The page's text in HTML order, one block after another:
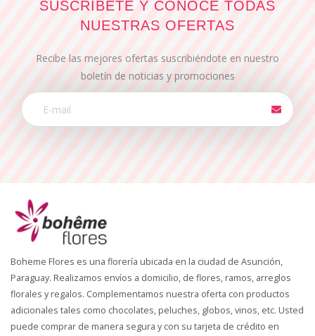
SUSCRÍBETE Y CONOCE TODAS
NUESTRAS OFERTAS
Recibe las mejores ofertas suscribiéndote en nuestro
boletín de noticias y promociones
Boheme Flores es una florería ubicada en la ciudad de Asunción,
Paraguay. Realizamos envíos a domicilio, de flores, ramos, arreglos
florales y regalos. Complementamos nuestra oferta con productos
adicionales tales como chocolates, peluches, globos, vinos, etc. Usted
puede comprar de manera segura y con su tarjeta de crédito en